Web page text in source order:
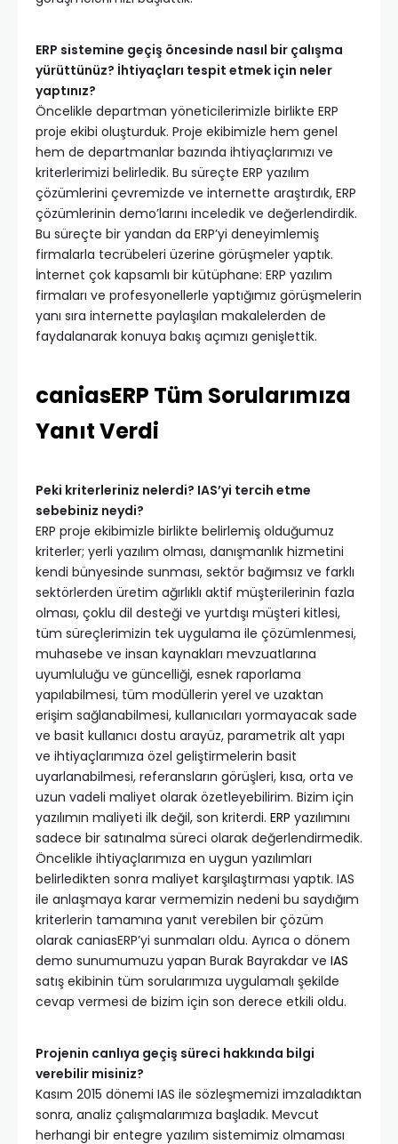
ERP sistemine geçiş öncesinde nasıl bir çalışma
yürüttünüz? İhtiyaçları tespit etmek için neler
yaptınız?
Öncelikle departman yöneticilerimizle birlikte ERP
proje ekibi oluşturduk. Proje ekibimizle hem genel
hem de departmanlar bazında ihtiyaçlarımızı ve
kriterlerimizi belirledik. Bu süreçte ERP yazılım
çözümlerini çevremizde ve internette araştırdık, ERP
çözümlerinin demo’larını inceledik ve değerlendirdik.
Bu süreçte bir yandan da ERP’yi deneyimlemiş
firmalarla tecrübeleri üzerine görüşmeler yaptık.
İnternet çok kapsamlı bir kütüphane: ERP yazılım
firmaları ve profesyonellerle yaptığımız görüşmelerin
yanı sıra internette paylaşılan makalelerden de
faydalanarak konuya bakış açımızı genişlettik.
caniasERP Tüm Sorularımıza
Yanıt Verdi
Peki kriterleriniz nelerdi? IAS’yi tercih etme
sebebiniz neydi?
ERP proje ekibimizle birlikte belirlemiş olduğumuz
kriterler; yerli yazılım olması, danışmanlık hizmetini
kendi bünyesinde sunması, sektör bağımsız ve farklı
sektörlerden üretim ağırlıklı aktif müşterilerinin fazla
olması, çoklu dil desteği ve yurtdışı müşteri kitlesi,
tüm süreçlerimizin tek uygulama ile çözümlenmesi,
muhasebe ve insan kaynakları mevzuatlarına
uyumluluğu ve güncelliği, esnek raporlama
yapılabilmesi, tüm modüllerin yerel ve uzaktan
erişim sağlanabilmesi, kullanıcıları yormayacak sade
ve basit kullanıcı dostu arayüz, parametrik alt yapı
ve ihtiyaçlarımıza özel geliştirmelerin basit
uyarlanabilmesi, referansların görüşleri, kısa, orta ve
uzun vadeli maliyet olarak özetleyebilirim. Bizim için
yazılımın maliyeti ilk değil, son kriterdi. ERP yazılımını
sadece bir satınalma süreci olarak değerlendirmedik.
Öncelikle ihtiyaçlarımıza en uygun yazılımları
belirledikten sonra maliyet karşılaştırması yaptık. IAS
ile anlaşmaya karar vermemizin nedeni bu saydığım
kriterlerin tamamına yanıt verebilen bir çözüm
olarak caniasERP’yi sunmaları oldu. Ayrıca o dönem
demo sunumumuzu yapan Burak Bayrakdar ve IAS
satış ekibinin tüm sorularımıza uygulamalı şekilde
cevap vermesi de bizim için son derece etkili oldu.
Projenin canlıya geçiş süreci hakkında bilgi
verebilir misiniz?
Kasım 2015 dönemi IAS ile sözleşmemizi imzaladıktan
sonra, analiz çalışmalarımıza başladık. Mevcut
herhangi bir entegre yazılım sistemimiz olmaması